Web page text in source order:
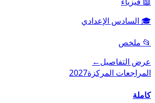
🎓 السادس الإعدادي
📂 ملخص
عرض التفاصيل←
المراجعات المركزة2027
كاملة